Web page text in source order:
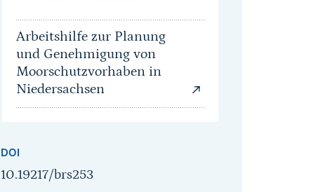
Arbeitshilfe zur Planung
und Genehmigung von
Moorschutzvorhaben in
Niedersachsen
DOI
10.19217/brs253